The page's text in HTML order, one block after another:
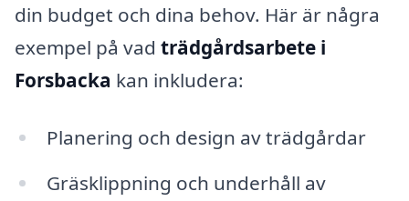
din budget och dina behov. Här är några
exempel på vad trädgårdsarbete i
Forsbacka kan inkludera:
Planering och design av trädgårdar
Gräsklippning och underhåll av